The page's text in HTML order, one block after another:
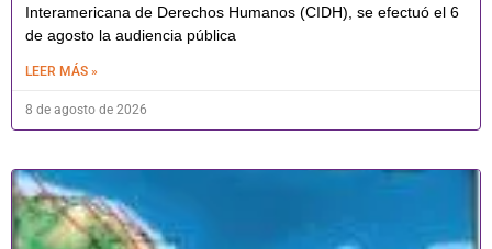
Interamericana de Derechos Humanos (CIDH), se efectuó el 6
de agosto la audiencia pública
LEER MÁS »
8 de agosto de 2026